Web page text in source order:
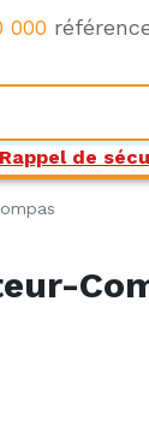
000
Rappel de